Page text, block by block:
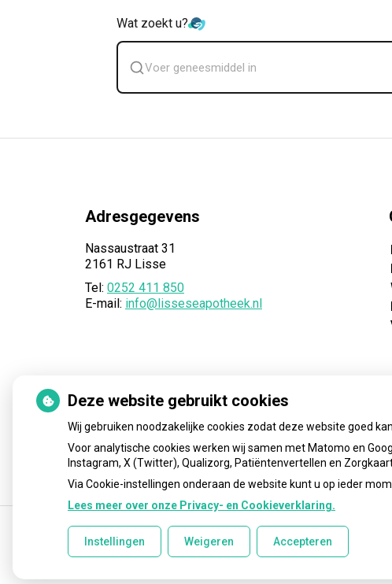
Wat zoekt u?
Zoek
geneesmiddel
Adresgegevens
Nassaustraat 31
2161 RJ Lisse
Tel: 0252 411 850
E-mail: info@lisseseapotheek.nl
Uw Zorg Online|Beheer
Deze website gebruikt cookies
Wij gebruiken noodzakelijke cookies zodat deze website goed
Voor analytische cookies werken wij samen met Matomo en
Instagram, X (Twitter), Qualizorg, Patiëntenvertellen en
Via Cookie-instellingen onderaan de website kunt u op ieder
Lees meer over onze Privacy- en Cookieverklaring.
Instellingen Weigeren Accepteren